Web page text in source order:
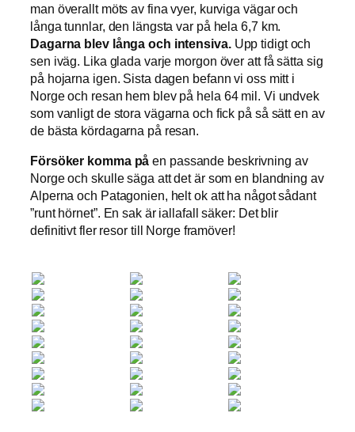
man överallt möts av fina vyer, kurviga vägar och
långa tunnlar, den längsta var på hela 6,7 km.
Dagarna blev långa och intensiva.Upp tidigt och
sen iväg. Lika glada varje morgon över att få sätta sig
på hojarna igen. Sista dagen befann vi oss mitt i
Norge och resan hem blev på hela 64 mil. Vi undvek
som vanligt de stora vägarna och fick på så sätt en av
de bästa kördagarna på resan.
Försöker komma på en passande beskrivning av
Norge och skulle säga att det är som en blandning av
Alperna och Patagonien, helt ok att ha något sådant
”runt hörnet”. En sak är iallafall säker: Det blir
definitivt fler resor till Norge framöver!